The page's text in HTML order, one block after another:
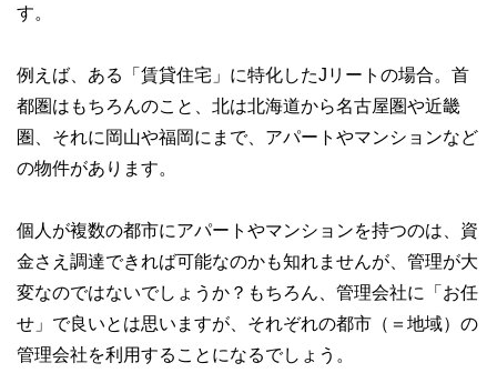
す。
例えば、ある「賃貸住宅」に特化したJリートの場合。首
都圏はもちろんのこと、北は北海道から名古屋圏や近畿
圏、それに岡山や福岡にまで、アパートやマンションなど
の物件があります。
個人が複数の都市にアパートやマンションを持つのは、資
金さえ調達できれば可能なのかも知れませんが、管理が大
変なのではないでしょうか？もちろん、管理会社に「お任
せ」で良いとは思いますが、それぞれの都市（＝地域）の
管理会社を利用することになるでしょう。